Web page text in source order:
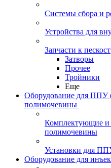
Системы сбора и
Устройства для
Запчасти к
Затворы
Прочее
Тройники
Еще
Оборудование для ППУ
полимочевины
Комплектующие и
полимочевины
Установки для
Оборудование для